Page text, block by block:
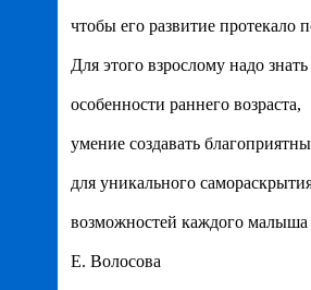
чтобы его развитие протекало
Для этого взрослому надо знать
особенности раннего возраста,
умение создавать
для уникального
возможностей каждого малыша
Е. Волосова